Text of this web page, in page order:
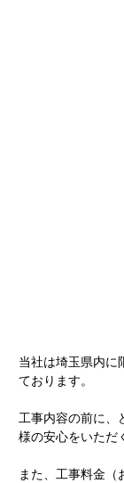
当社は埼玉県内に
ております。
工事内容の前に、
様の安心をいただ
また、工事料金（